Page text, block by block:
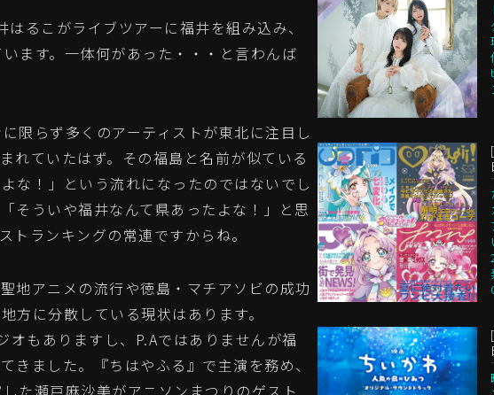
るこがライブツアーに福井を組み込み、
ます。一体何があった・・・と言わんば
限らず多くのアーティストが東北に注目し
れていたはず。その福島と名前が似ている
な！」という流れになったのではないでし
そういや福井なんて県あったよな！」と思
トランキングの常連ですからね。
地アニメの流行や徳島・マチアソビの成功
方に分散している現状はあります。
もありますし、P.Aではありませんが福
きました。『ちはやふる』で主演を務め、
た瀬戸麻沙美がアニソンまつりのゲスト